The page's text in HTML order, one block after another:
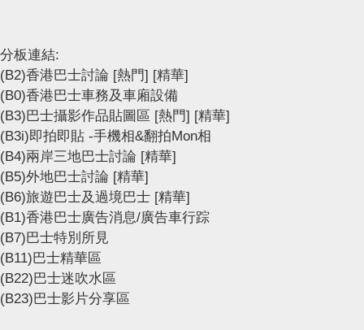
分板連結:
(B2)香港巴士討論 [熱門] [精華]
(B0)香港巴士車務及車廂設備
(B3)巴士攝影作品貼圖區 [熱門] [精華]
(B3i)即拍即貼 -手機相&翻拍Mon相
(B4)兩岸三地巴士討論 [精華]
(B5)外地巴士討論 [精華]
(B6)旅遊巴士及過境巴士 [精華]
(B1)香港巴士廣告消息/廣告車行踪
(B7)巴士特別所見
(B11)巴士精華區
(B22)巴士迷吹水區
(B23)巴士影片分享區